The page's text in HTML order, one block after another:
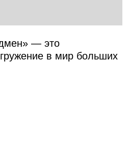
— это
в мир больших